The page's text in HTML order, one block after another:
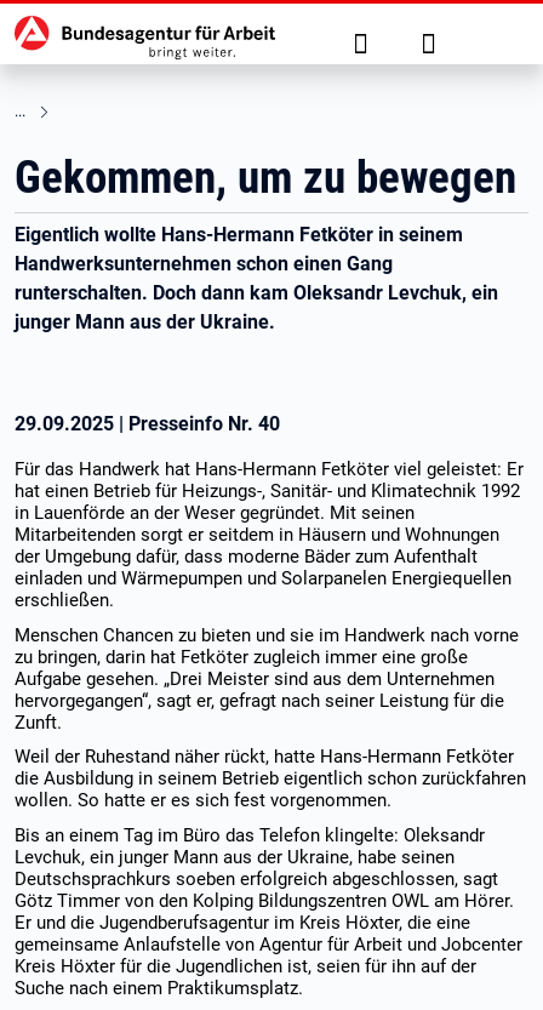
zu den Hauptinhalten springen
Hauptnavigation Suche Anmelden
Gekommen, um zu bewegen
Eigentlich wollte Hans-Hermann Fetköter in seinem
Handwerksunternehmen schon einen Gang
runterschalten. Doch dann kam Oleksandr Levchuk, ein
junger Mann aus der Ukraine.
29.09.2025 | Presseinfo Nr. 40
Für das Handwerk hat Hans-Hermann Fetköter viel geleistet: Er
hat einen Betrieb für Heizungs-, Sanitär- und Klimatechnik 1992
in Lauenförde an der Weser gegründet. Mit seinen
Mitarbeitenden sorgt er seitdem in Häusern und Wohnungen
der Umgebung dafür, dass moderne Bäder zum Aufenthalt
einladen und Wärmepumpen und Solarpanelen Energiequellen
erschließen.
Menschen Chancen zu bieten und sie im Handwerk nach vorne
zu bringen, darin hat Fetköter zugleich immer eine große
Aufgabe gesehen. „Drei Meister sind aus dem Unternehmen
hervorgegangen“, sagt er, gefragt nach seiner Leistung für die
Zunft.
Weil der Ruhestand näher rückt, hatte Hans-Hermann Fetköter
die Ausbildung in seinem Betrieb eigentlich schon zurückfahren
wollen. So hatte er es sich fest vorgenommen.
Bis an einem Tag im Büro das Telefon klingelte: Oleksandr
Levchuk, ein junger Mann aus der Ukraine, habe seinen
Deutschsprachkurs soeben erfolgreich abgeschlossen, sagt
Götz Timmer von den Kolping Bildungszentren OWL am Hörer.
Er und die Jugendberufsagentur im Kreis Höxter, die eine
gemeinsame Anlaufstelle von Agentur für Arbeit und Jobcenter
Kreis Höxter für die Jugendlichen ist, seien für ihn auf der
Suche nach einem Praktikumsplatz.